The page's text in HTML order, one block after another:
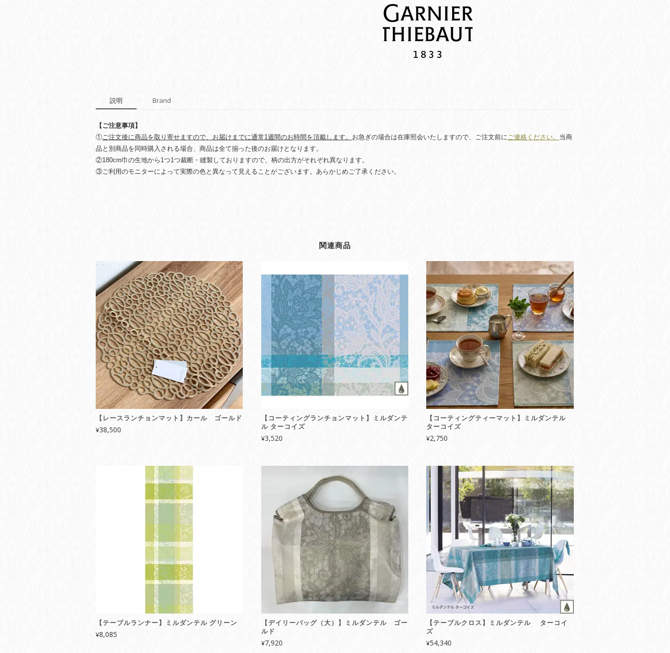
マ
ッ
ト】
ミ
ド
説明 Brand
【ご注意事項】
①ご注文後に商品を取り寄せますので、お届けまでに通常1週間のお時間を頂戴します。 お急ぎの場合は在庫照会いたしますので、ご注文前にご連絡ください。 当商
品と別商品を同時購入される場合、商品は全て揃った後のお届けとなります。
②180cm巾の生地から1つ1つ裁断・縫製しておりますので、柄の出方がそれぞれ異なります。
③ご利用のモニターによって実際の色と異なって見えることがございます。あらかじめご了承ください。
関連商品
【レースランチョンマット】カール ゴールド
¥38,500
【コーティングランチョンマット】ミルダンテ
ル ターコイズ
¥3,520
【コーティングティーマット】ミルダンテル
ターコイズ
¥2,750
【テーブルランナー】ミルダンテル グリーン
¥8,085
【デイリーバッグ（大）】ミルダンテル ゴー
ルド
¥7,920
【テーブルクロス】ミルダンテル ターコイ
ズ
¥54,340